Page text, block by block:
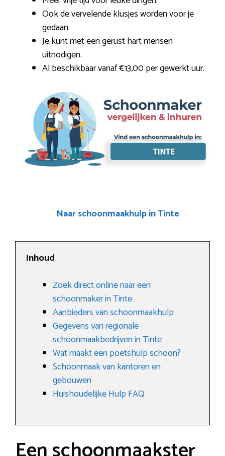
Ook de vervelende klusjes worden voor je
gedaan.
Je kunt met een gerust hart mensen
uitnodigen.
Al beschikbaar vanaf €13,00 per gewerkt uur.
Naar schoonmaakhulp in Tinte
Inhoud
Zoek direct online naar een
schoonmaker in Tinte
Aanbieders van schoonmaakhulp
Gegevens van regionale
schoonmaakbedrijven in Tinte
Wat maakt een poetshulp schoon?
Schoonmaak van kantoren en
gebouwen
Huishoudelijke Hulp FAQ